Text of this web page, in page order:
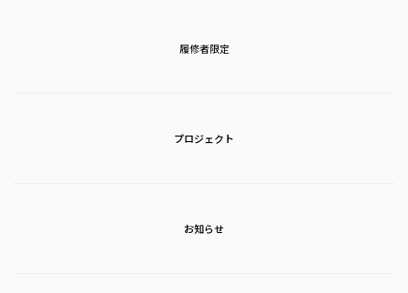
履修者限定
プロジェクト
お知らせ